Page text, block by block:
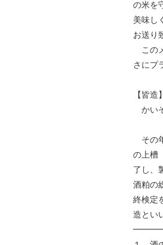
の米を
美味し
お送り
この
さにプ
【皆
かい
その
の上槽
了し、
酒粕の
終検定
造とい